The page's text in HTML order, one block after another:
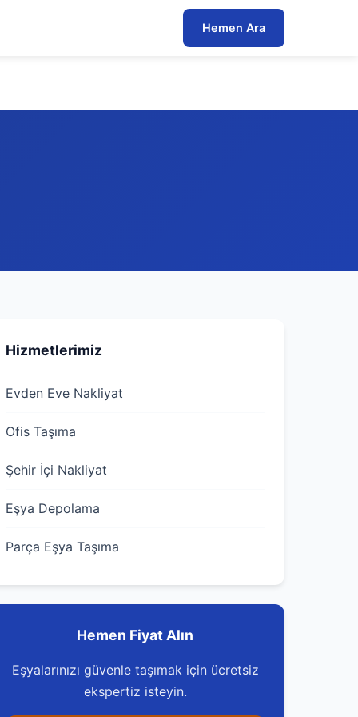
Hemen Ara
Hizmetlerimiz
Evden Eve Nakliyat
Ofis Taşıma
Şehir İçi Nakliyat
Eşya Depolama
Parça Eşya Taşıma
Hemen Fiyat Alın
Eşyalarınızı güvenle taşımak için ücretsiz
ekspertiz isteyin.